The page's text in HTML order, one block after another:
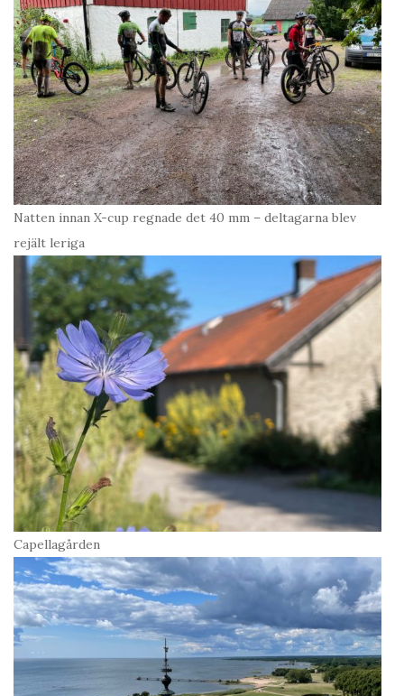
Natten innan X-cup regnade det 40 mm – deltagarna blev
rejält leriga
Capellagården